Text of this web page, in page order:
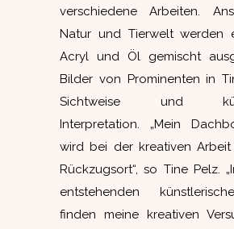
verschiedene Arbeiten.
Natur und Tierwelt werden
Acryl und Öl gemischt
Bilder von Prominenten in
Sichtweise und
Interpretation. „Mein
wird bei der kreativen Arbeit
Rückzugsort“, so Tine Pelz.
entstehenden
finden meine kreativen